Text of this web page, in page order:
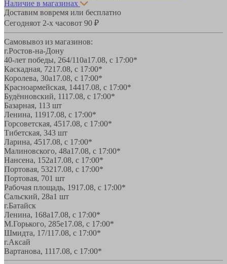
Наличие в магазинах
Доставим вовремя или бесплатно
Сегодняот 2-х часовот 90 ₽
Самовывоз из магазинов:
г.Ростов-на-Дону
40-лет победы, 264/110а17.08, с 17:00*
Каскадная, 7217.08, с 17:00*
Королева, 30а17.08, с 17:00*
Красноармейская, 14417.08, с 17:00*
Будённовский, 1117.08, с 17:00*
Базарная, 113 шт
Ленина, 11917.08, с 17:00*
Горсоветская, 4517.08, с 17:00*
Тибетская, 343 шт
Ларина, 4517.08, с 17:00*
Малиновского, 48а17.08, с 17:00*
Нансена, 152а17.08, с 17:00*
Портовая, 53217.08, с 17:00*
Портовая, 701 шт
Рабочая площадь, 1917.08, с 17:00*
Сальский, 28a1 шт
г.Батайск
Ленина, 168а17.08, с 17:00*
М.Горького, 285е17.08, с 17:00*
Шмидта, 17/117.08, с 17:00*
г.Аксай
Вартанова, 1117.08, с 17:00*